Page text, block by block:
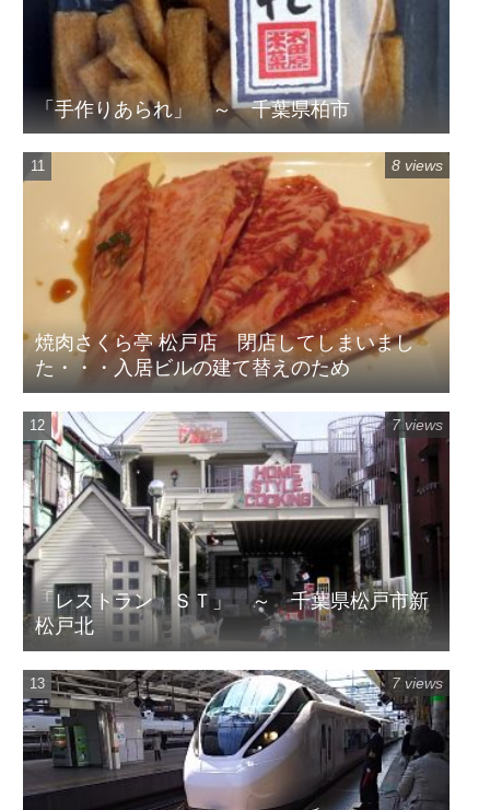
「手作りあられ」 ～ 千葉県柏市
焼肉さくら亭 松戸店 閉店してしまいまし
た・・・入居ビルの建て替えのため
8 views
「レストラン ＳＴ」 ～ 千葉県松戸市新
松戸北
7 views
7 views